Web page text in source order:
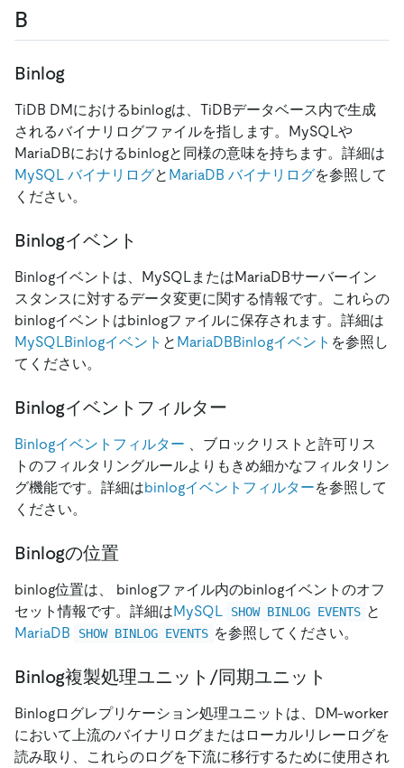
B
Binlog
TiDB DMにおけるbinlogは、TiDBデータベース内で生成
されるバイナリログファイルを指します。MySQLや
MariaDBにおけるbinlogと同様の意味を持ちます。詳細は
MySQL バイナリログと MariaDB バイナリログを参照して
ください。
Binlogイベント
Binlogイベントは、MySQLまたはMariaDBサーバーイン
スタンスに対するデータ変更に関する情報です。これらの
binlogイベントはbinlogファイルに保存されます。詳細は
MySQLBinlogイベント と MariaDBBinlogイベント を参照し
てください。
Binlogイベントフィルター
Binlogイベントフィルター 、ブロックリストと許可リス
トのフィルタリングルールよりもきめ細かなフィルタリン
グ機能です。詳細はbinlogイベントフィルターを参照して
ください。
Binlogの位置
binlog位置は、 binlogファイル内のbinlogイベントのオフ
セット情報です。詳細はMySQL SHOW BINLOG EVENTS と
MariaDB
SHOW BINLOG EVENTS を参照してください。
Binlog複製処理ユニット/同期ユニット
Binlogログレプリケーション処理ユニットは、DM-worker
において上流のバイナリログまたはローカルリレーログを
読み取り、これらのログを下流に移行するために使用され